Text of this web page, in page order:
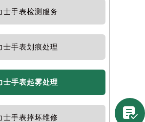
士手表检测服务
士手表划痕处理
士手表起雾处理
士手表摔坏维修 